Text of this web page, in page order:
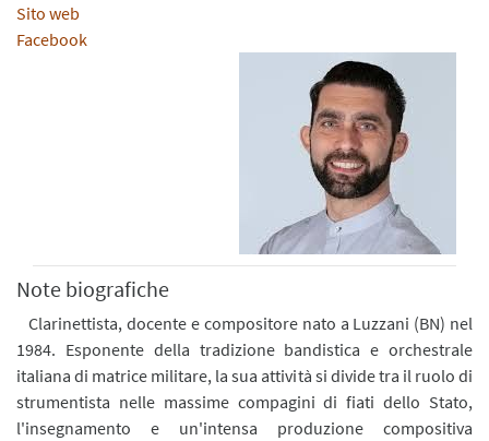
Sito web
Facebook
Note biografiche
Clarinettista, docente e compositore nato a Luzzani (BN) nel
1984. Esponente della tradizione bandistica e orchestrale
italiana di matrice militare, la sua attività si divide tra il ruolo di
strumentista nelle massime compagini di fiati dello Stato,
l'insegnamento e un'intensa produzione compositiva